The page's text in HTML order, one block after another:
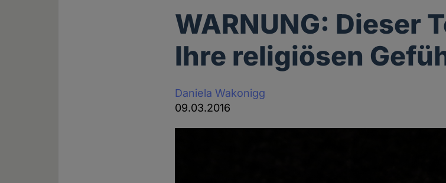
WARNUNG: Dieser
Ihre religiösen
Daniela Wakonigg
09.03.2016